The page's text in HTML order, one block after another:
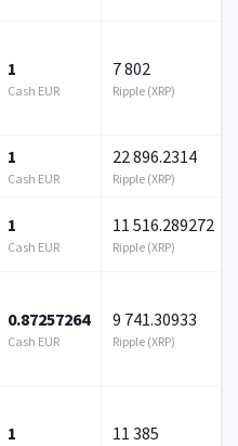
1
Cash EUR
7 802
Ripple (XRP)
1
Cash EUR
22 896.2314
Ripple (XRP)
1
Cash EUR
11 516.289272
Ripple (XRP)
0.87257264
Cash EUR
9 741.30933
Ripple (XRP)
1 11 385